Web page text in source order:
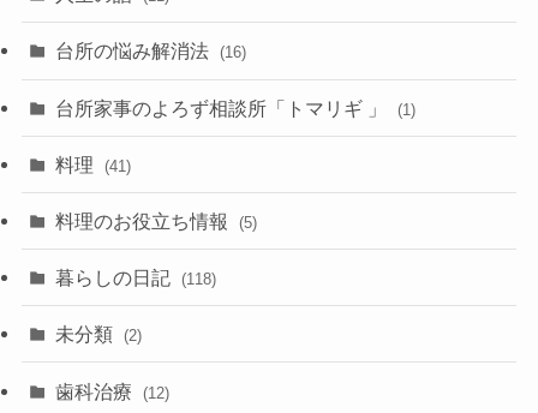
台所の悩み解消法 (16)
台所家事のよろず相談所「トマリギ 」 (1)
料理 (41)
料理のお役立ち情報 (5)
暮らしの日記 (118)
未分類 (2)
歯科治療 (12)